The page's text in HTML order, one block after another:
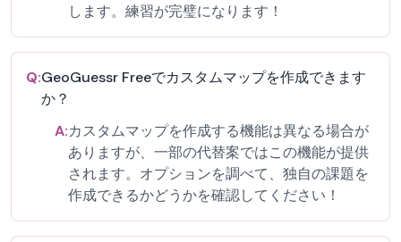
します。練習が完璧になります！
Q:GeoGuessr Freeでカスタムマップを作成できます
か？
A:カスタムマップを作成する機能は異なる場合が
ありますが、一部の代替案ではこの機能が提供
されます。オプションを調べて、独自の課題を
作成できるかどうかを確認してください！